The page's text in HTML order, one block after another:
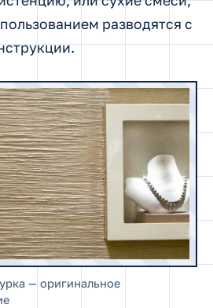
разводятся с
— оригинальное